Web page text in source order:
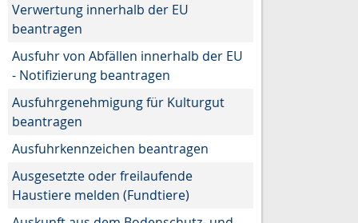
Verwertung innerhalb der EU
beantragen
Ausfuhr von Abfällen innerhalb der EU
- Notifizierung beantragen
Ausfuhrgenehmigung für Kulturgut
beantragen
Ausfuhrkennzeichen beantragen
Ausgesetzte oder freilaufende
Haustiere melden (Fundtiere)